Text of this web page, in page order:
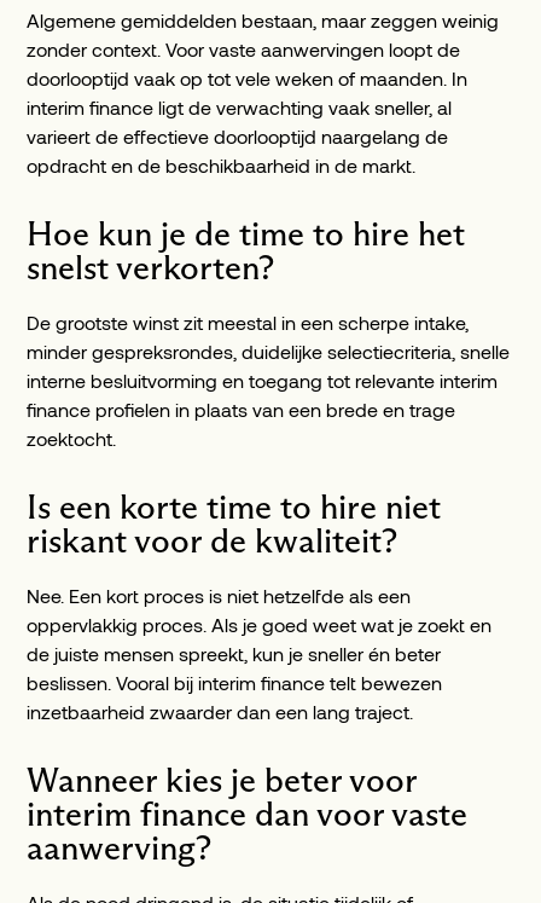
Algemene gemiddelden bestaan, maar zeggen weinig
zonder context. Voor vaste aanwervingen loopt de
doorlooptijd vaak op tot vele weken of maanden. In
interim finance ligt de verwachting vaak sneller, al
varieert de effectieve doorlooptijd naargelang de
opdracht en de beschikbaarheid in de markt.
Hoe kun je de time to hire het
snelst verkorten?
De grootste winst zit meestal in een scherpe intake,
minder gespreksrondes, duidelijke selectiecriteria, snelle
interne besluitvorming en toegang tot relevante interim
finance profielen in plaats van een brede en trage
zoektocht.
Is een korte time to hire niet
riskant voor de kwaliteit?
Nee. Een kort proces is niet hetzelfde als een
oppervlakkig proces. Als je goed weet wat je zoekt en
de juiste mensen spreekt, kun je sneller én beter
beslissen. Vooral bij interim finance telt bewezen
inzetbaarheid zwaarder dan een lang traject.
Wanneer kies je beter voor
interim finance dan voor vaste
aanwerving?